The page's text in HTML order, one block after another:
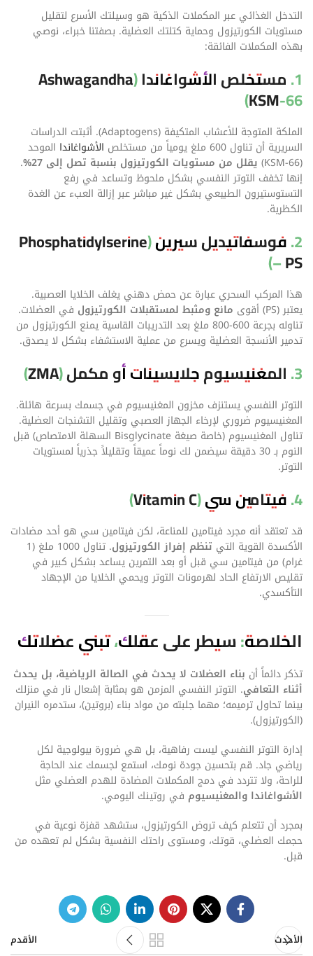
التدخل الغذائي عبر المكملات الذكية هو وسيلتك الأسرع لتقليل
مستويات الكورتيزول وحماية كتلتك العضلية. بصفتنا خبراء، نوصي
بهذه المكملات الفائقة:
1. مستخلص الأشواغاندا (Ashwagandha
KSM-66)
الملكة المتوجة للأعشاب المتكيفة (Adaptogens). أثبتت الدراسات
السريرية أن تناول 600 ملغ يومياً من مستخلص
الأشواغاندا الموحد
(KSM-66)
يقلل من مستويات الكورتيزول بنسبة تصل إلى 27%
.
إنها تخفف التوتر النفسي بشكل ملحوظ وتساعد في رفع
التستوستيرون الطبيعي بشكل غير مباشر عبر إزالة العبء عن الغدة
الكظرية.
2. فوسفاتيديل سيرين (Phosphatidylserine
– PS)
هذا المركب السحري عبارة عن حمض دهني يغلف الخلايا العصبية.
يعتبر (PS) أقوى
مانع ومثبط لمستقبلات الكورتيزول في العضلات.
تناوله بجرعة 600-800 ملغ بعد التدريبات القاسية يمنع الكورتيزول من
تدمير الأنسجة العضلية ويسرع من عملية الاستشفاء بشكل لا يصدق.
3. المغنيسيوم جلايسينات أو مكمل (ZMA)
التوتر النفسي يستنزف مخزون المغنيسيوم في جسمك بسرعة هائلة.
المغنيسيوم ضروري لإرخاء الجهاز العصبي وتقليل التشنجات العضلية.
تناول المغنيسيوم (خاصة صيغة Bisglycinate السهلة الامتصاص) قبل
النوم بـ 30 دقيقة سيضمن لك نوماً عميقاً وتقليلاً جذرياً لمستويات
التوتر.
4. فيتامين سي (Vitamin C)
قد تعتقد أنه مجرد فيتامين للمناعة، لكن فيتامين سي هو أحد مضادات
الأكسدة القوية التي تنظم إفراز الكورتيزول
. تناول 1000 ملغ (1
غرام) من فيتامين سي قبل أو بعد التمرين يساعد بشكل كبير في
تقليص الارتفاع الحاد لهرمونات التوتر ويحمي الخلايا من الإجهاد
التأكسدي.
الخلاصة: سيطر على عقلك، تبني عضلاتك
تذكر دائماً أن بناء العضلات لا يحدث في الصالة الرياضية، بل يحدث
أثناء التعافي. التوتر النفسي المزمن هو بمثابة إشعال نار في منزلك
بينما تحاول ترميمه؛ مهما جلبته من مواد بناء (بروتين)، ستدمره النيران
(الكورتيزول).
إدارة التوتر النفسي ليست رفاهية، بل هي ضرورة بيولوجية لكل
رياضي جاد. قم بتحسين جودة نومك، استمع لجسمك عند الحاجة
للراحة، ولا تتردد في دمج المكملات المضادة للهدم العضلي مثل
الأشواغاندا والمغنيسيوم في روتينك اليومي.
بمجرد أن تتعلم كيف تروض الكورتيزول، ستشهد قفزة نوعية في
حجمك العضلي، قوتك، ومستوى راحتك النفسية بشكل لم تعهده من
قبل.
الأحدث الأقدم